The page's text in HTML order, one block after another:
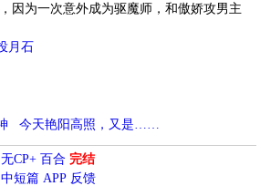
因为一次意外成为驱魔师，和傲娇攻男主
月石
今天艳阳高照，又是……
无CP+ 百合 完结
中短篇 APP 反馈